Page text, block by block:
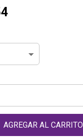
AGREGAR AL CARRITO